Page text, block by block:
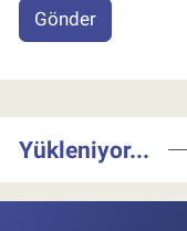
Gönder
Yükleniyor...